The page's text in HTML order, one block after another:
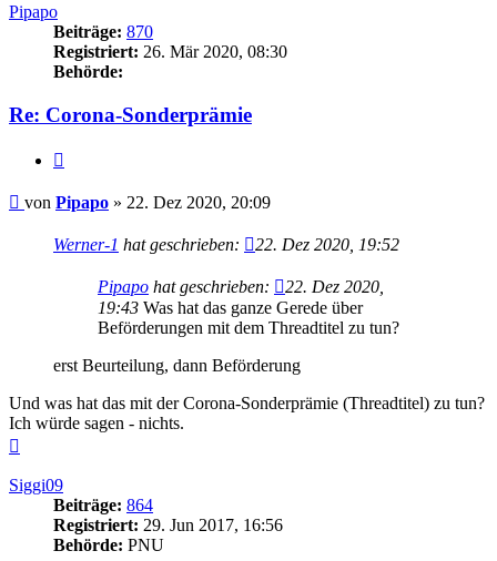
Pipapo
Beiträge: 870
Registriert: 26. Mär 2020, 08:30
Behörde:
Re: Corona-Sonderprämie
Beitrag
von Pipapo » 22. Dez 2020, 20:09
Werner-1 hat geschrieben: 22. Dez 2020, 19:52
Pipapo hat geschrieben:
22. Dez 2020,
19:43 Was hat das ganze Gerede über
Beförderungen mit dem Threadtitel zu tun?
erst Beurteilung, dann Beförderung
Und was hat das mit der Corona-Sonderprämie (Threadtitel) zu tun?
Ich würde sagen - nichts.
Siggi09
Beiträge: 864
Registriert: 29. Jun 2017, 16:56
Behörde: PNU